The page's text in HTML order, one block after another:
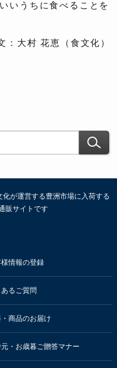
いうちに食べることを
：大村 花恵（食文化）
が運営する豊洲市場に入荷する
販サイトです
様情報の登録
あるご質問
商品のお届け
元・お歳暮ご贈答マナー